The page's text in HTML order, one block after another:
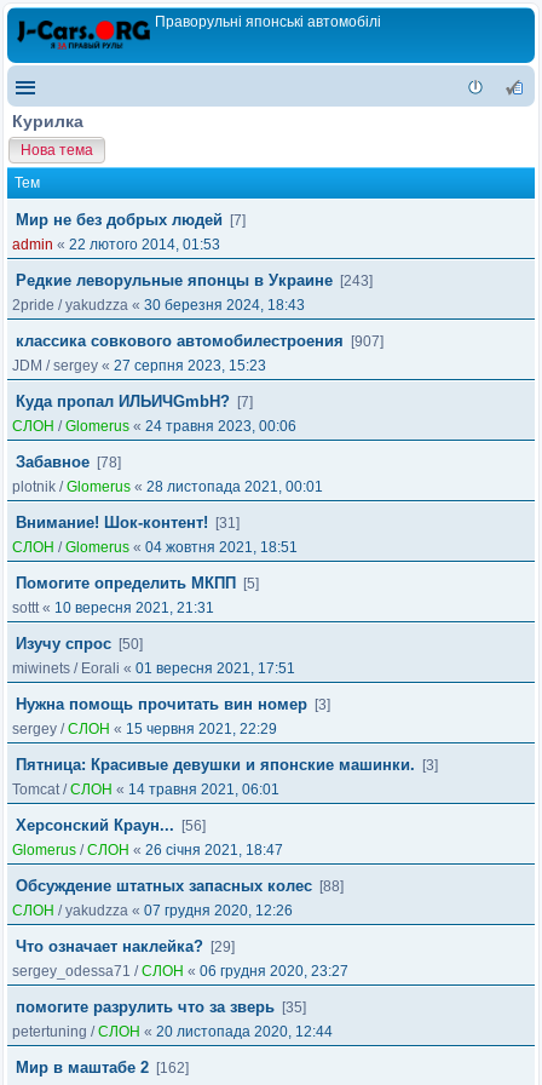
Праворульні японські автомобілі
Курилка
Нова тема
Тем
Мир не без добрых людей
[7]
admin « 22 лютого 2014, 01:53
Редкие леворульные японцы в Украине [243]
2pride /yakudzza « 30 березня 2024, 18:43
классика совкового автомобилестроения
[907]
JDM /sergey « 27 серпня 2023, 15:23
Куда пропал ИЛЬИЧGmbH? [7]
СЛОН /Glomerus « 24 травня 2023, 00:06
Забавное [78]
plotnik /Glomerus « 28 листопада 2021, 00:01
Внимание! Шок-контент!
[31]
СЛОН /Glomerus « 04 жовтня 2021, 18:51
Помогите определить МКПП
[5]
sottt« 10 вересня 2021, 21:31
Изучу спрос [50]
miwinets / Eorali « 01 вересня 2021, 17:51
Нужна помощь прочитать вин номер [3]
sergey /СЛОН « 15 червня 2021, 22:29
Пятница: Красивые девушки и японские машинки.
[3]
Tomcat/СЛОН « 14 травня 2021, 06:01
Херсонский Краун...
[56]
Glomerus /СЛОН « 26 січня 2021, 18:47
Обсуждение штатных запасных колес [88]
СЛОН /yakudzza « 07 грудня 2020, 12:26
Что означает наклейка? [29]
sergey_odessa71 /СЛОН « 06 грудня 2020, 23:27
помогите разрулить что за зверь [35]
petertuning /СЛОН « 20 листопада 2020, 12:44
Мир в маштабе 2 [162]